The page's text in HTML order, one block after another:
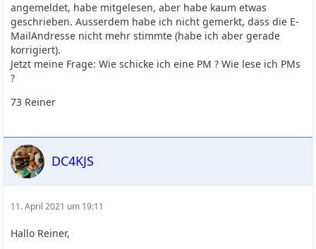
angemeldet, habe mitgelesen, aber habe kaum etwas
geschrieben. Ausserdem habe ich nicht gemerkt, dass die E-
MailAndresse nicht mehr stimmte (habe ich aber gerade
korrigiert).
Jetzt meine Frage: Wie schicke ich eine PM ? Wie lese ich PMs
?
73 Reiner
DC4KJS
11. April 2021 um 19:11
Hallo Reiner,